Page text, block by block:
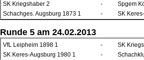
SK Kriegshaber 2
-
Spgem
Schachges. Augsburg 1873 1
- SK
Runde 5 am 24.02.2013
VfL Leipheim 1898 1 -
SK
SK Keres-Augsburg 1980 1
-